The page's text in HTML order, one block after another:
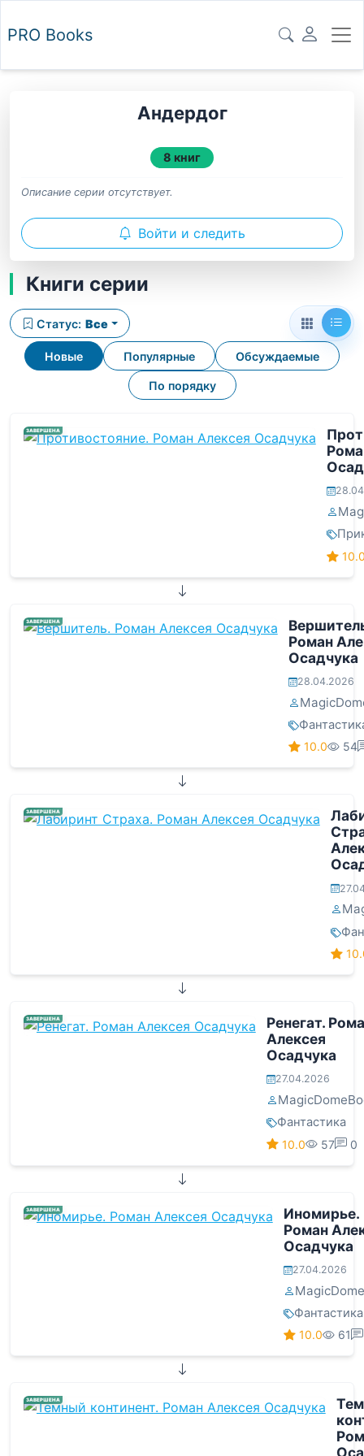
PRO Books
Андердог
8 книг
Описание серии отсутствует.
Войти и следить
Книги серии
Новые Популярные Обсуждаемые
По порядку
Статус: Все
ЗАВЕРШЕНА
ЗАВЕРШЕНА
Роман
Осадчука
28.04.2026
10.0 54
ЗАВЕРШЕНА
ЗАВЕРШЕНА
Ренегат.
Алексея
Осадчука
27.04.2026
Фантастика
10.0 57 0
ЗАВЕРШЕНА
Иномирье.
Роман
Осадчука
27.04.2026
Фантастика
10.0 61
ЗАВЕРШЕНА